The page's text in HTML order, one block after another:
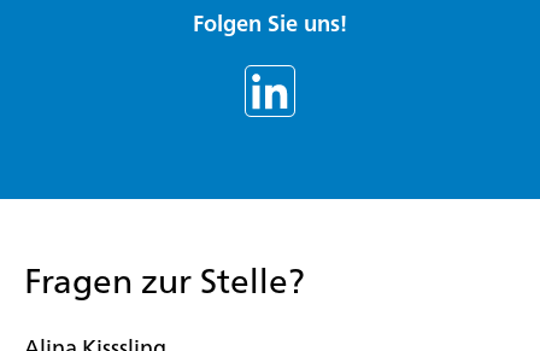
Folgen Sie uns!
Fragen zur Stelle?